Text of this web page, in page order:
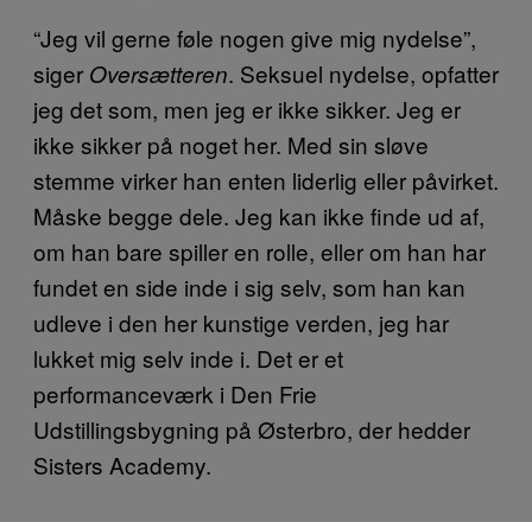
“Jeg vil gerne føle nogen give mig nydelse”,
siger Oversætteren. Seksuel nydelse, opfatter
jeg det som, men jeg er ikke sikker. Jeg er
ikke sikker på noget her. Med sin sløve
stemme virker han enten liderlig eller påvirket.
Måske begge dele. Jeg kan ikke finde ud af,
om han bare spiller en rolle, eller om han har
fundet en side inde i sig selv, som han kan
udleve i den her kunstige verden, jeg har
lukket mig selv inde i. Det er et
performanceværk i Den Frie
Udstillingsbygning på Østerbro, der hedder
Sisters Academy.